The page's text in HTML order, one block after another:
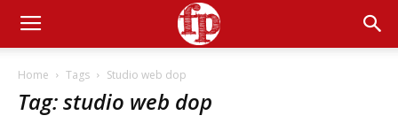
Home Tags Studio web dop
Tag: studio web dop